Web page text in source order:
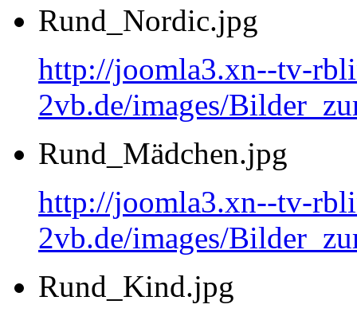
Rund_Nordic.jpg
http://joomla3.xn--tv-
2vb.de/images/
Rund_Mädchen.jpg
http://joomla3.xn--tv-
2vb.de/images/
Rund_Kind.jpg